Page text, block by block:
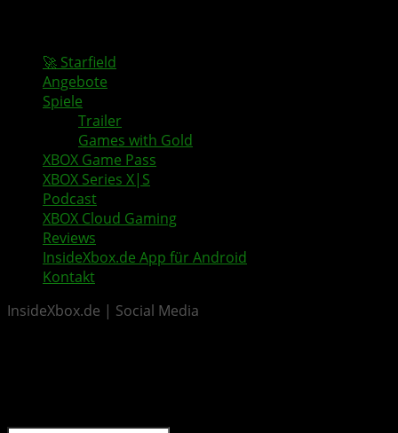
🚀 Starfield
Angebote
Spiele
Trailer
Games with Gold
XBOX Game Pass
XBOX Series X|S
Podcast
XBOX Cloud Gaming
Reviews
InsideXbox.de App für Android
Kontakt
InsideXbox.de | Social Media